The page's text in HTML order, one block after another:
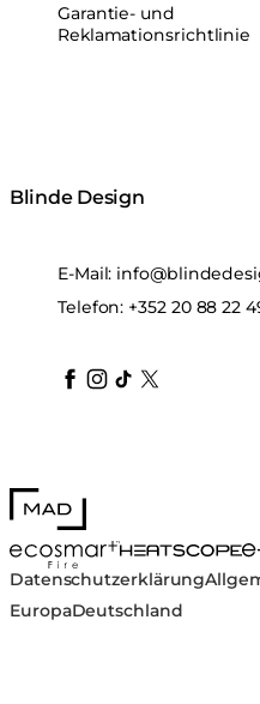
Garantie- und
Reklamationsrichtlinie
Blinde Design
E-Mail:
Telefon: +352 20 88 22
blindedesign
blindedesign
blindedesign
blinde-design
blindedesign
MAD Design
EcoSmart Fire
Datenschutzerklärung
EuropaDeutschland